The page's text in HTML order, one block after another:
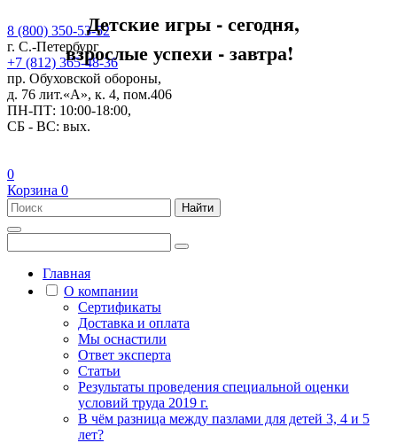
8 (800) 350-53-52
г. С.-Петербург
+7 (812) 365-48-36
пр. Обуховской обороны,
д. 76 лит.«А», к. 4, пом.406
ПН-ПТ: 10:00-18:00,
СБ - ВС: вых.
Детские игры - сегодня,
взрослые успехи - завтра!
0
Корзина 0
Найти
Главная
О компании
Сертификаты
Доставка и оплата
Мы оснастили
Ответ эксперта
Статьи
Результаты проведения специальной оценки
условий труда 2019 г.
В чём разница между пазлами для детей 3, 4 и 5
лет?